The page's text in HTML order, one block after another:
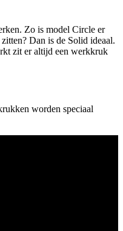
Zo is model Circle er
Dan is de Solid ideaal.
zit er altijd een werkkruk
worden speciaal